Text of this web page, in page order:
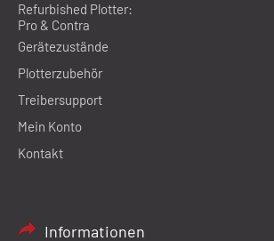
Refurbished Plotter:
Pro & Contra
Gerätezustände
Plotterzubehör
Treibersupport
Mein Konto
Kontakt
Informationen